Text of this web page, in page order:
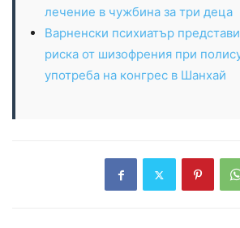
лечение в чужбина за три деца
Варненски психиатър
риска от шизофрения при
употреба на конгрес в Шанхай